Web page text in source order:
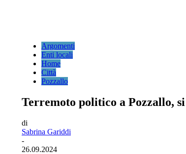
Argomenti
Enti locali
Home
Città
Pozzallo
Terremoto politico a Pozzallo,
di
Sabrina Gariddi
-
26.09.2024